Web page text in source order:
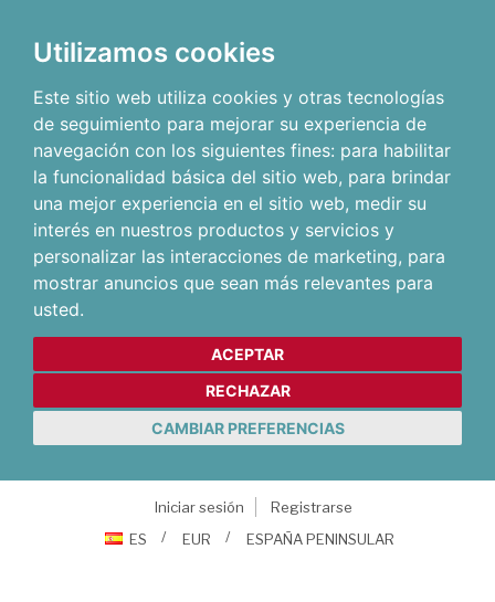
Utilizamos cookies
Este sitio web utiliza cookies y otras tecnologías
de seguimiento para mejorar su experiencia de
navegación con los siguientes fines: para habilitar
la funcionalidad básica del sitio web, para brindar
una mejor experiencia en el sitio web, medir su
interés en nuestros productos y servicios y
personalizar las interacciones de marketing, para
mostrar anuncios que sean más relevantes para
usted.
ACEPTAR
RECHAZAR
CAMBIAR PREFERENCIAS
Iniciar sesión
Registrarse
ES
EUR ESPAÑA PENINSULAR